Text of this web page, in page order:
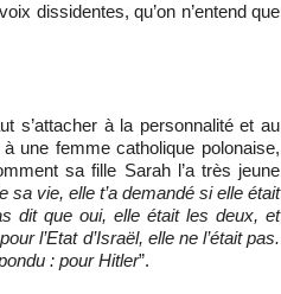
dissidentes, qu’on n’entend que
s’attacher à la personnalité et au
une femme catholique polonaise,
sa fille Sarah l’a très jeune
sa vie, elle t’a demandé si elle était
dit que oui, elle était les deux, et
l’Etat d’Israël, elle ne l’était pas.
: pour Hitler”.